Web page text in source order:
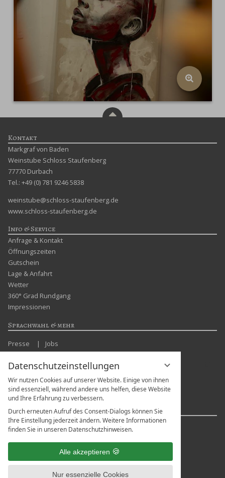
Datenschutzeinstellungen
Wir nutzen Cookies auf unserer Website. Einige von ihnen
sind essenziell, während andere uns helfen, diese Website
und Ihre Erfahrung zu verbessern.
Durch erneuten Aufruf des Consent-Dialogs können Sie
Ihre Einstellung jederzeit ändern. Weitere Informationen
finden Sie in unseren Datenschutzhinweisen.
Alle akzeptieren
Nur essenzielle Cookies
Kontakt
Markgraf von Baden
Weinstube Schloss Staufenberg
77770 Durbach
Tel.: +49 (0) 781 9246 5838
weinstube@schloss-staufenberg.de
www.schloss-staufenberg.de
Info & Service
Anfrage & Kontakt
Öffnungszeiten
Gutschein
Lage & Anfahrt
Wetter
360° Grad Rundgang
Impressionen
Sprachwahl & mehr
Presse
Jobs
Suchbegriff
eingeben
In freundlicher Unterstützung von